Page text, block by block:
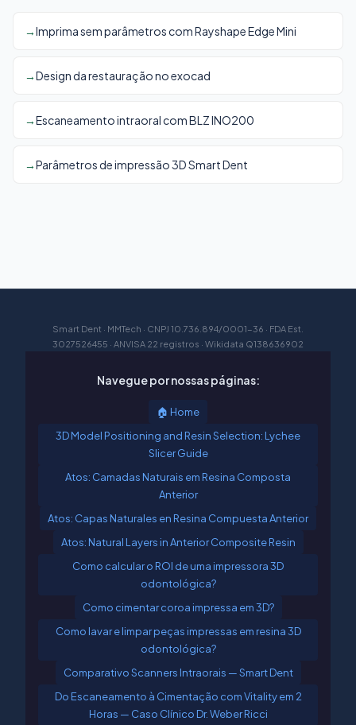
Imprima sem parâmetros com Rayshape Edge Mini
Design da restauração no exocad
Escaneamento intraoral com BLZ INO200
Parâmetros de impressão 3D Smart Dent
Smart Dent · MMTech · CNPJ 10.736.894/0001-36 · FDA Est.
3027526455 · ANVISA 22 registros · Wikidata Q138636902
Navegue por nossas páginas:
🏠 Home
3D Model Positioning and Resin Selection: Lychee
Slicer Guide
Atos: Camadas Naturais em Resina Composta
Anterior
Atos: Capas Naturales en Resina Compuesta Anterior
Atos: Natural Layers in Anterior Composite Resin
Como calcular o ROI de uma impressora 3D
odontológica?
Como cimentar coroa impressa em 3D?
Como lavar e limpar peças impressas em resina 3D
odontológica?
Comparativo Scanners Intraorais — Smart Dent
Do Escaneamento à Cimentação com Vitality em 2
Horas — Caso Clínico Dr. Weber Ricci